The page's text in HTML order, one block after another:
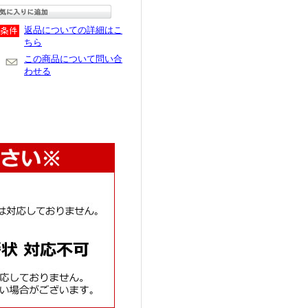
返品についての詳細はこ
ちら
この商品について問い合
わせる